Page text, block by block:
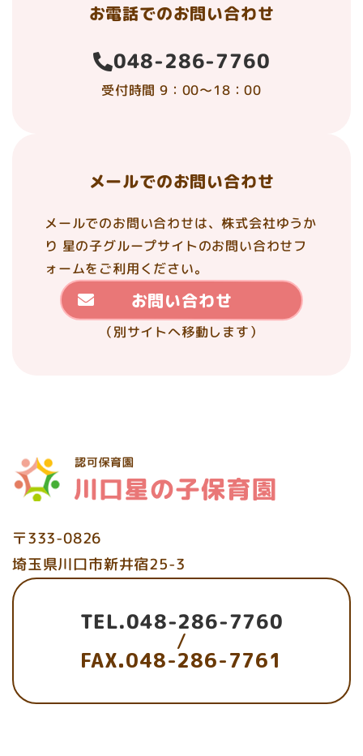
お電話でのお問い合わせ
048-286-7760
受付時間 9：00～18：00
メールでのお問い合わせ
メールでのお問い合わせは、株式会社ゆうか
り 星の子グループサイトのお問い合わせフ
ォームをご利用ください。
お問い合わせ
（別サイトへ移動します）
〒333-0826
埼玉県川口市新井宿25-3
TEL.048-286-7760
/
FAX.048-286-7761